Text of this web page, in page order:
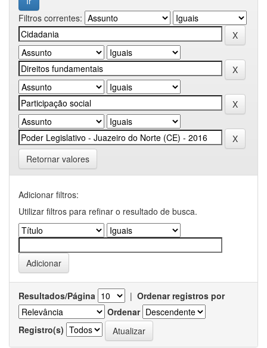
Filtros correntes:
Retornar valores
Adicionar filtros:
Utilizar filtros para refinar o resultado de busca.
Resultados/Página | Ordenar registros por
Ordenar
Registro(s)